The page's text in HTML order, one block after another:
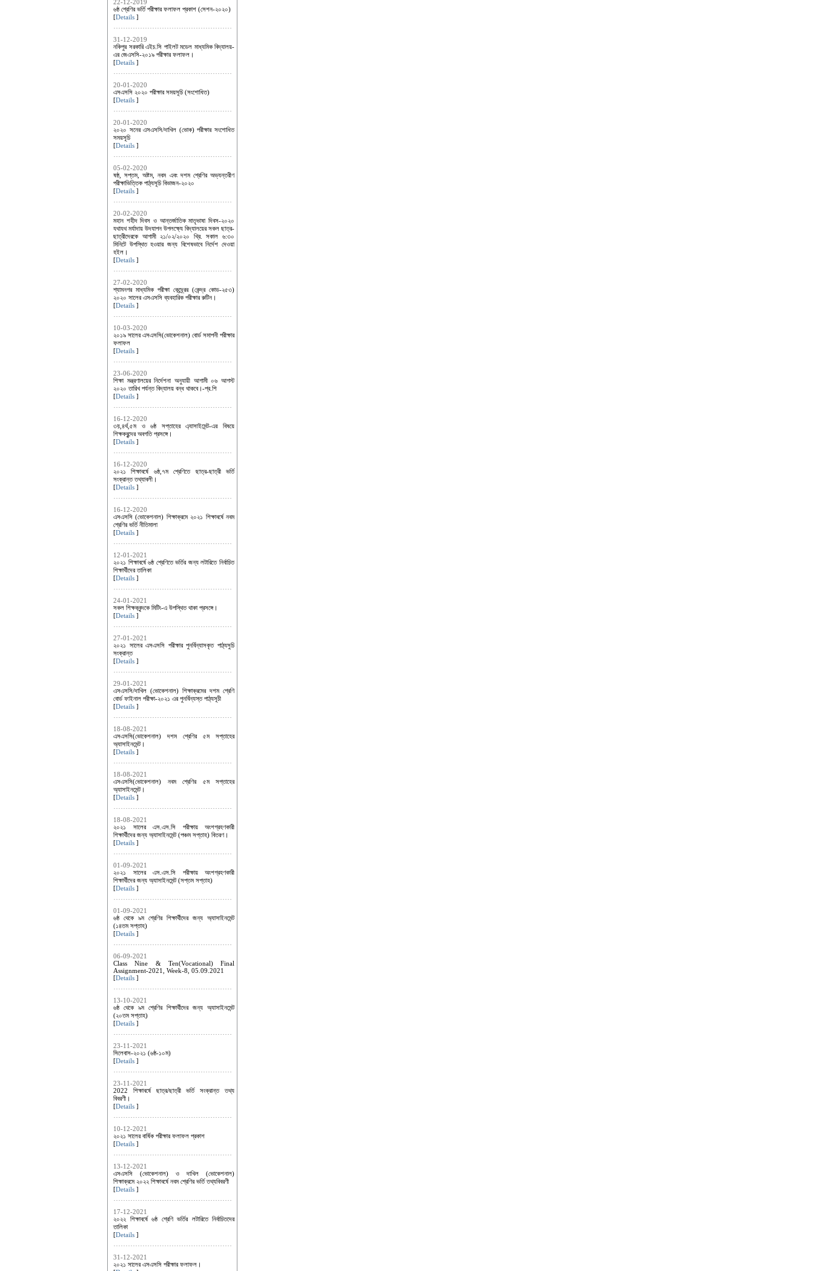
22-12-2019
৬ষ্ঠ শ্রেণির ভর্তি পরীক্ষার ফলাফল প্রকাশ (সেশন-২০২০)
[Details ]
31-12-2019
নকিপুর সরকারি এইচ.সি পাইলট মডেল মাধ্যমিক বিদ্যালয়-
এর জেএসসি-২০১৯ পরীক্ষার ফলাফল।
[Details ]
20-01-2020
এসএসসি ২০২০ পরীক্ষার সময়সূচি (সংশোধিত)
[Details ]
20-01-2020
২০২০ সনের এসএসসি/দাখিল (ভোক) পরীক্ষার সংশোধিত
সময়সূচি
[Details ]
05-02-2020
ষষ্ঠ, সপ্তম, অষ্টম, নবম এবং দশম শ্রেণির অভ্যন্তরীণ
পরীক্ষাভিত্তিক পাঠ্যসূচি বিভাজন-২০২০
[Details ]
20-02-2020
মহান শহীদ দিবস ও আন্তর্জাতিক মাতৃভাষা দিবস-২০২০
যথাযথ মর্যাদায় উদযাপন উপলক্ষ্যে বিদ্যালয়ের সকল ছাত্র-
ছাত্রীদেরকে আগামী ২১/০২/২০২০ খ্রি. সকাল ৬:৩০
মিনিটে উপস্থিত হওয়ার জন্য বিশেষভাবে নির্দেশ দেওয়া
হইল।
[Details ]
27-02-2020
শ্যামনগর মাধ্যমিক পরীক্ষা কেন্দ্র্রের (কেন্দ্র কোড-২৫৩)
২০২০ সালের এসএসসি ব্যবহারিক পরীক্ষার রুটিন।
[Details ]
10-03-2020
২০১৯ সালের এসএসসি(ভোকেশনাল) বোর্ড সমাপনী পরীক্ষার
ফলাফল
[Details ]
23-06-2020
শিক্ষা মন্ত্রণালয়ের নির্দেশনা অনুযায়ী আগামী ০৬ আগস্ট
২০২০ তারিখ পর্যন্ত বিদ্যালয় বন্ধ থাকবে।-প্র.শি
[Details ]
16-12-2020
৩য়,৪র্থ,৫ম ও ৬ষ্ঠ সপ্তাহের এ্যাসাইমেন্ট-এর বিষয়ে
শিক্ষকবৃন্দের অবগতি প্রসঙ্গে।
[Details ]
16-12-2020
২০২১ শিক্ষাবর্ষে ৬ষ্ঠ,৭ম শ্রেণিতে ছাত্র-ছাত্রী ভর্তি
সংক্রান্ত তথ্যাবলী।
[Details ]
16-12-2020
এসএসসি (ভোকেশনাল) শিক্ষাক্রমে ২০২১ শিক্ষাবর্ষে নবম
শ্রেণির ভর্তি নীতিমালা
[Details ]
12-01-2021
২০২১ শিক্ষাবর্ষে ৬ষ্ঠ শ্রেণিতে ভর্তির জন্য লটারিতে নির্বাচিত
শিক্ষার্থীদের তালিকা
[Details ]
24-01-2021
সকল শিক্ষকবৃন্দকে মিটিং-এ উপস্থিত থাকা প্রসঙ্গে।
[Details ]
27-01-2021
২০২১ সালের এসএসসি পরীক্ষার পুনর্বিন্যাসকৃত পাঠ্যসুচি
সংক্রান্ত
[Details ]
29-01-2021
এসএসসি/দাখিল (ভোকেশনাল) শিক্ষাক্রমের দশম শ্রেণি
বোর্ড ফাইনাল পরীক্ষা-২০২১ এর পুনর্বিন্যস্ত পাঠ্যসূচী
[Details ]
18-08-2021
এসএসসি(ভোকেশনাল) দশম শ্রেণির ৫ম সপ্তাহের
অ্যাসাইনমেন্ট।
[Details ]
18-08-2021
এসএসসি(ভোকেশনাল) নবম শ্রেণির ৫ম সপ্তাহের
অ্যাসাইনমেন্ট।
[Details ]
18-08-2021
২০২১ সালের এস.এস.সি পরীক্ষায় অংশগ্রহণকারী
শিক্ষার্থীদের জন্য অ্যাসাইনমেন্ট (পঞ্চম সপ্তাহ) বিতরণ।
[Details ]
01-09-2021
২০২১ সালের এস.এস.সি পরীক্ষায় অংশগ্রহণকারী
শিক্ষার্থীদের জন্য অ্যাসাইনমেন্ট (সপ্তম সপ্তাহ)
[Details ]
01-09-2021
৬ষ্ঠ থেকে ৯ম শ্রেণির শিক্ষার্থীদের জন্য অ্যাসাইনমেন্ট
(১৪তম সপ্তাহ)
[Details ]
06-09-2021
Class Nine & Ten(Vocational) Final
Assignment-2021, Week-8, 05.09.2021
[Details ]
13-10-2021
৬ষ্ঠ থেকে ৯ম শ্রেণির শিক্ষার্থীদের জন্য অ্যাসাইনমেন্ট
(২০তম সপ্তাহ)
[Details ]
23-11-2021
সিলেবাস-২০২১ (৬ষ্ঠ-১০ম)
[Details ]
23-11-2021
2022 শিক্ষাবর্ষে ছাত্র/ছাত্রী ভর্তি সংক্রান্ত তথ্য
বিবরণী।
[Details ]
10-12-2021
২০২১ সালের বার্ষিক পরীক্ষার ফলাফল প্রকাশ
[Details ]
13-12-2021
এসএসসি (ভোকেশনাল) ও দাখিল (ভোকেশনাল)
শিক্ষাক্রমে ২০২২ শিক্ষাবর্ষে নবম শ্রেণির ভর্তি তথ্যবিবরণী
[Details ]
17-12-2021
২০২২ শিক্ষাবর্ষে ৬ষ্ঠ শ্রেণি ভর্তির লটারিতে নির্বাচিতদের
তালিকা
[Details ]
31-12-2021
২০২১ সালের এসএসসি পরীক্ষার ফলাফল।